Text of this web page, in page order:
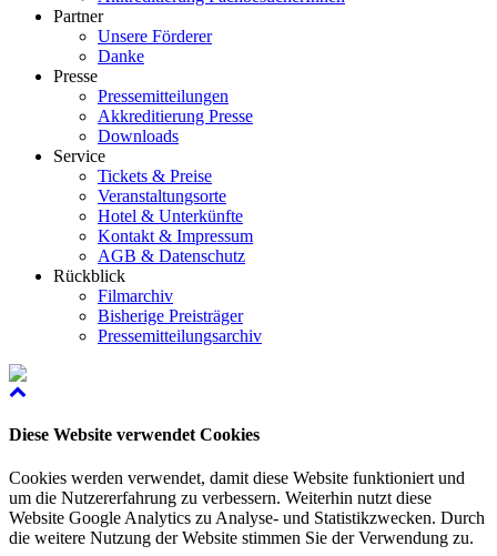
Partner
Unsere Förderer
Danke
Presse
Pressemitteilungen
Akkreditierung Presse
Downloads
Service
Tickets & Preise
Veranstaltungsorte
Hotel & Unterkünfte
Kontakt & Impressum
AGB & Datenschutz
Rückblick
Filmarchiv
Bisherige Preisträger
Pressemitteilungsarchiv
Diese Website verwendet Cookies
Cookies werden verwendet, damit diese Website funktioniert und
um die Nutzererfahrung zu verbessern. Weiterhin nutzt diese
Website Google Analytics zu Analyse- und Statistikzwecken. Durch
die weitere Nutzung der Website stimmen Sie der Verwendung zu.